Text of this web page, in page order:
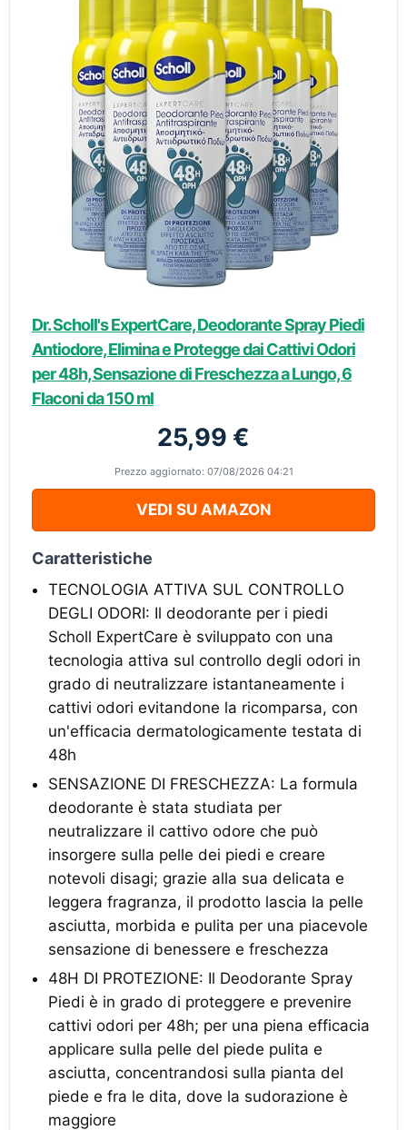
Dr. Scholl's ExpertCare, Deodorante Spray Piedi
Antiodore, Elimina e Protegge dai Cattivi Odori
per 48h, Sensazione di Freschezza a Lungo, 6
Flaconi da 150 ml
25,99 €
Prezzo aggiornato: 07/08/2026 04:21
VEDI SU AMAZON
Caratteristiche
TECNOLOGIA ATTIVA SUL CONTROLLO
DEGLI ODORI: Il deodorante per i piedi
Scholl ExpertCare è sviluppato con una
tecnologia attiva sul controllo degli odori in
grado di neutralizzare istantaneamente i
cattivi odori evitandone la ricomparsa, con
un'efficacia dermatologicamente testata di
48h
SENSAZIONE DI FRESCHEZZA: La formula
deodorante è stata studiata per
neutralizzare il cattivo odore che può
insorgere sulla pelle dei piedi e creare
notevoli disagi; grazie alla sua delicata e
leggera fragranza, il prodotto lascia la pelle
asciutta, morbida e pulita per una piacevole
sensazione di benessere e freschezza
48H DI PROTEZIONE: Il Deodorante Spray
Piedi è in grado di proteggere e prevenire
cattivi odori per 48h; per una piena efficacia
applicare sulla pelle del piede pulita e
asciutta, concentrandosi sulla pianta del
piede e fra le dita, dove la sudorazione è
maggiore